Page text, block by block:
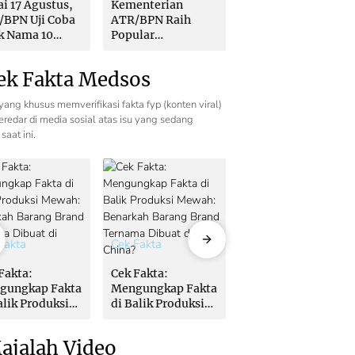
17 Agustus,
Uji Coba
Nama 10
Pemda
Kementerian
ATR/BPN Raih
Popular
2026 dari The
Fakta Medsos
khusus memverifikasi fakta fyp (konten viral)
di media sosial atas isu yang sedang
ini.
Fakta
Produksi
Dibuat di
Cek Fakta
Cek Fakta:
Mengungkap Fakta
di Balik Produksi
Ternama Dibuat di
Video